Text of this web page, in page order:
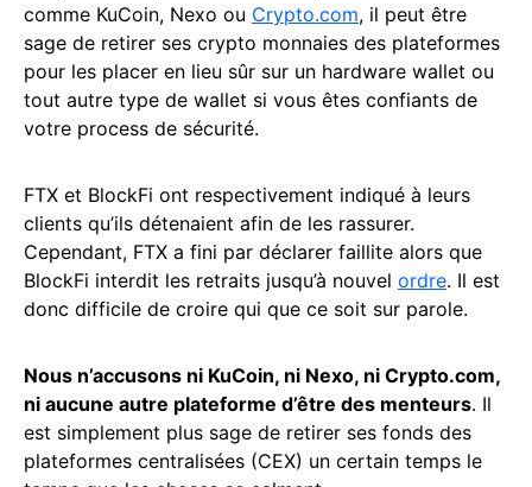
comme KuCoin, Nexo ou Crypto.com, il peut être
sage de retirer ses crypto monnaies des plateformes
pour les placer en lieu sûr sur un hardware wallet ou
tout autre type de wallet si vous êtes confiants de
votre process de sécurité.
FTX et BlockFi ont respectivement indiqué à leurs
clients qu’ils détenaient afin de les rassurer.
Cependant, FTX a fini par déclarer faillite alors que
BlockFi interdit les retraits jusqu’à nouvel ordre. Il est
donc difficile de croire qui que ce soit sur parole.
Nous n’accusons ni KuCoin, ni Nexo, ni Crypto.com,
ni aucune autre plateforme d’être des menteurs. Il
est simplement plus sage de retirer ses fonds des
plateformes centralisées (CEX) un certain temps le